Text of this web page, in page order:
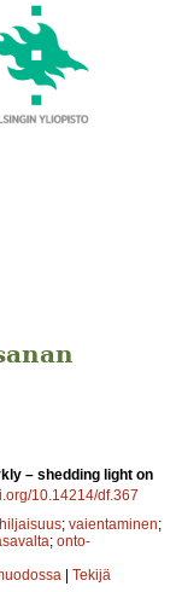
– shedding light on
10.14214/df.367
hiljaisuus; vaientaminen;
; onto-
| Tekijä